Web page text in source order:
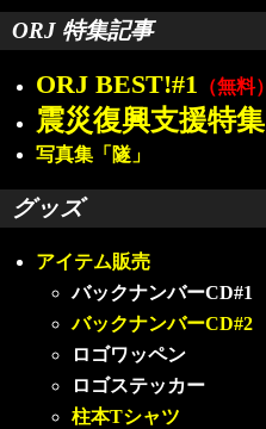
ORJ 特集記事
ORJ BEST!#1 （無料）
震災復興支援特集
写真集「隧」
グッズ
アイテム販売
バックナンバーCD#1
バックナンバーCD#2
ロゴワッペン
ロゴステッカー
柱本Tシャツ